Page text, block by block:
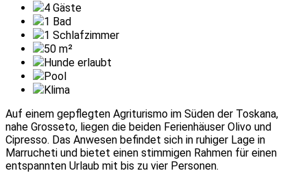
4 Gäste
1 Bad
1 Schlafzimmer
50 m²
Hunde erlaubt
Pool
Klima
Auf einem gepflegten Agriturismo im Süden der Toskana,
nahe Grosseto, liegen die beiden Ferienhäuser Olivo und
Cipresso. Das Anwesen befindet sich in ruhiger Lage in
Marrucheti und bietet einen stimmigen Rahmen für einen
entspannten Urlaub mit bis zu vier Personen.